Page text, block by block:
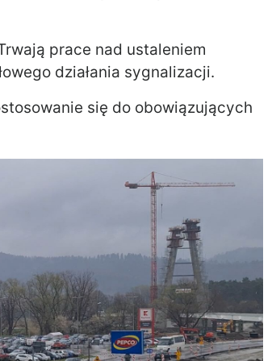
prace nad ustaleniem
działania sygnalizacji.
się do obowiązujących